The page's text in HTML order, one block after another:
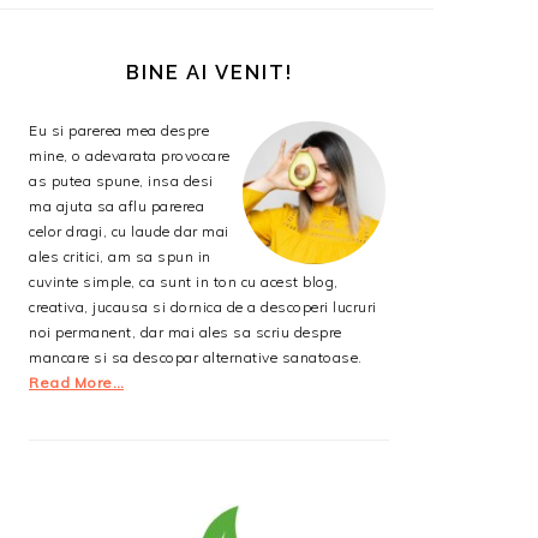
PRINCIPALĂBINE AI VENIT!
Eu si parerea mea despre
mine, o adevarata provocare
as putea spune, insa desi
ma ajuta sa aflu parerea
celor dragi, cu laude dar mai
ales critici, am sa spun in
cuvinte simple, ca sunt in ton cu acest blog,
creativa, jucausa si dornica de a descoperi lucruri
noi permanent, dar mai ales sa scriu despre
mancare si sa descopar alternative sanatoase.
Read More…